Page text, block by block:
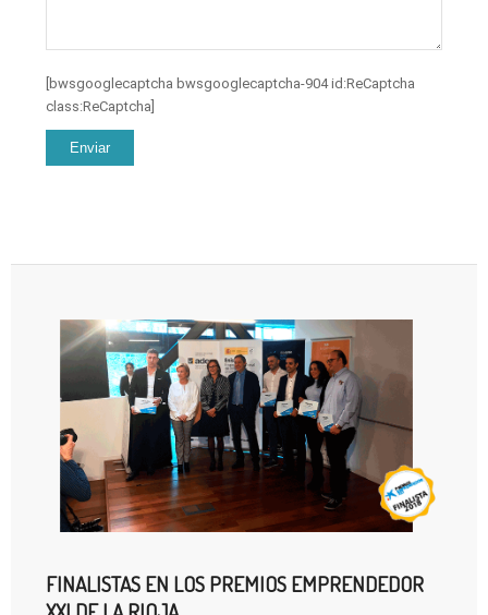
[bwsgooglecaptcha bwsgooglecaptcha-904 id:ReCaptcha
class:ReCaptcha]
FINALISTAS EN LOS PREMIOS EMPRENDEDOR